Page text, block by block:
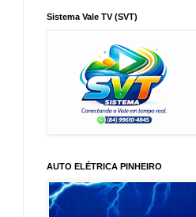
Sistema Vale TV (SVT)
AUTO ELÉTRICA PINHEIRO